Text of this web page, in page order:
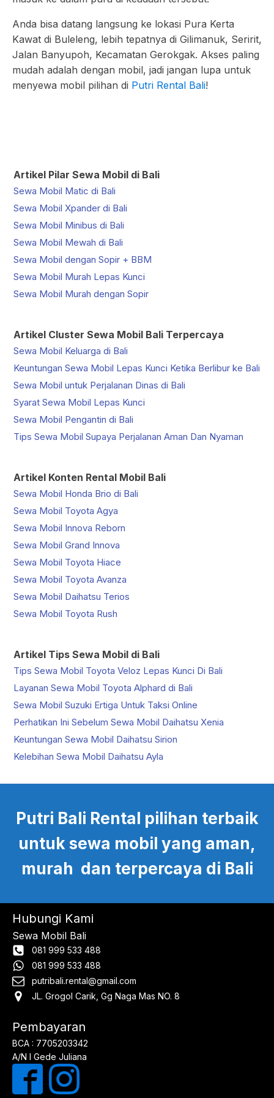
Anda bisa datang langsung ke lokasi Pura Kerta
Kawat di Buleleng, lebih tepatnya di Gilimanuk, Seririt,
Jalan Banyupoh, Kecamatan Gerokgak. Akses paling
mudah adalah dengan mobil, jadi jangan lupa untuk
menyewa mobil pilihan di Putri Rental Bali!
Artikel Pilar Sewa Mobil di Bali
Sewa Mobil Matic di Bali
Sewa Mobil Xpander di Bali
Sewa Mobil Minibus di Bali
Sewa Mobil Mewah di Bali
Sewa Mobil dengan Sopir + BBM
Sewa Mobil Murah Lepas Kunci
Sewa Mobil Murah dengan Sopir
Artikel Cluster Sewa Mobil Bali Terpercaya
Sewa Mobil Keluarga di Bali
Keuntungan Sewa Mobil Lepas Kunci Ketika Berlibur ke Bali
Sewa Mobil untuk Perjalanan Dinas di Bali
Syarat Sewa Mobil Lepas Kunci
Sewa Mobil Pengantin di Bali
Tips Sewa Mobil Supaya Perjalanan Aman Dan Nyaman
Artikel Konten Rental Mobil Bali
Sewa Mobil Honda Brio di Bali
Sewa Mobil Toyota Agya
Sewa Mobil Innova Reborn
Sewa Mobil Grand Innova
Sewa Mobil Toyota Hiace
Sewa Mobil Toyota Avanza
Sewa Mobil Daihatsu Terios
Sewa Mobil Toyota Rush
Artikel Tips Sewa Mobil di Bali
Tips Sewa Mobil Toyota Veloz Lepas Kunci Di Bali
Layanan Sewa Mobil Toyota Alphard di Bali
Sewa Mobil Suzuki Ertiga Untuk Taksi Online
Perhatikan Ini Sebelum Sewa Mobil Daihatsu Xenia
Keuntungan Sewa Mobil Daihatsu Sirion
Kelebihan Sewa Mobil Daihatsu Ayla
Putri Bali Rental pilihan terbaik
untuk sewa mobil yang aman,
murah dan terpercaya di Bali
Hubungi Kami
Sewa Mobil Bali
081 999 533 488
081 999 533 488
putribali.rental@gmail.com
JL. Grogol Carik, Gg Naga Mas NO. 8
Pembayaran
BCA : 7705203342
A/N I Gede Juliana